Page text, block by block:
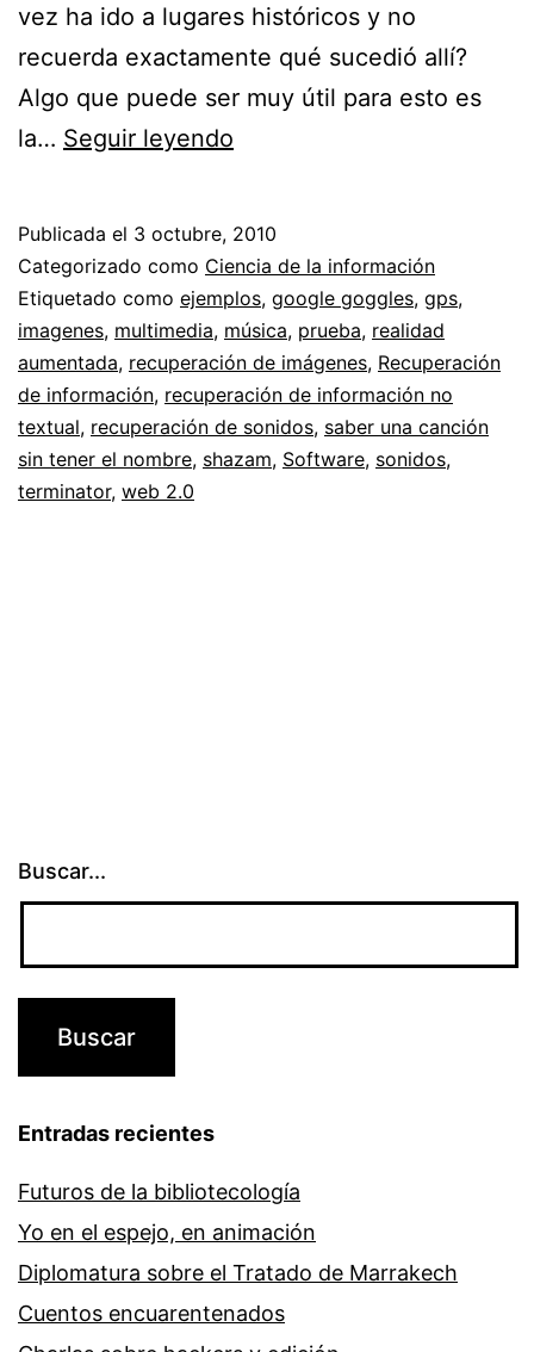
vez ha ido a lugares históricos y no
recuerda exactamente qué sucedió allí?
Algo que puede ser muy útil para esto es
la… Seguir leyendo
búsqueda
de
información
multimedia
Publicada el 3 octubre, 2010
Categorizado como Ciencia de la información
Etiquetado como ejemplos, google goggles, gps,
imagenes, multimedia, música, prueba, realidad
aumentada, recuperación de imágenes, Recuperación
de información, recuperación de información no
textual, recuperación de sonidos, saber una canción
sin tener el nombre, shazam, Software, sonidos,
terminator, web 2.0
Buscar...
Entradas recientes
Futuros de la bibliotecología
Yo en el espejo, en animación
Diplomatura sobre el Tratado de Marrakech
Cuentos encuarentenados